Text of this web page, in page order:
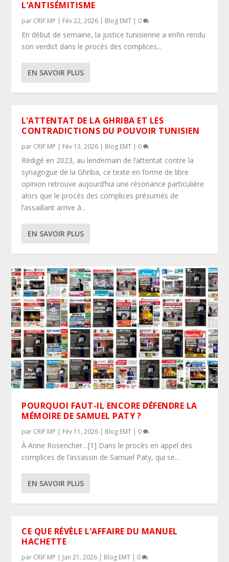
L’ANTISÉMITISME
par CRIF MP | Fév 22, 2026 | Blog EMT | 0
En début de semaine, la justice tunisienne a enfin rendu
son verdict dans le procès des complices...
EN SAVOIR PLUS
L’ATTENTAT DE LA GHRIBA ET LES
CONTRADICTIONS DU POUVOIR TUNISIEN
par CRIF MP | Fév 13, 2026 | Blog EMT | 0
Rédigé en 2023, au lendemain de l’attentat contre la
synagogue de la Ghriba, ce texte en forme de libre
opinion retrouve aujourd’hui une résonance particulière
alors que le procès des complices présumés de
l’assaillant arrive à...
EN SAVOIR PLUS
POURQUOI FAUT-IL ENCORE DÉFENDRE LA
MÉMOIRE DE SAMUEL PATY ?
par CRIF MP | Fév 11, 2026 | Blog EMT | 0
À Anne Rosencher…[1] Dans le procès en appel des
complices de l’assassin de Samuel Paty, qui se...
EN SAVOIR PLUS
CE QUE RÉVÈLE L’AFFAIRE DU MANUEL
HACHETTE
par CRIF MP | Jan 21, 2026 | Blog EMT | 0